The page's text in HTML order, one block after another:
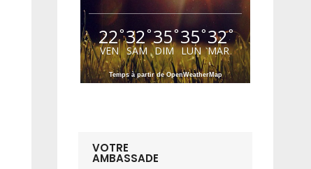
22°
VEN
32°
SAM
35°
DIM
35°
LUN
32°
MAR
Temps à partir de OpenWeatherMap
VOTRE
AMBASSADE